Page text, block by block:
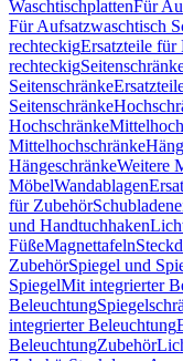
WaschtischplattenFür
Für Aufsatzwaschtisch
rechteckigErsatzteile für
rechteckig
Seitenschränke
Seitenschränke
Hochschränke
Mittelhochschränke
HängeschränkeWeitere
MöbelWandablagen
für Zubehör
und Handtuchhaken
FüßeMagnettafeln
ZubehörSpiegel und
SpiegelMit integrierter
Beleuchtung
integrierter Beleuchtung
BeleuchtungZubehör